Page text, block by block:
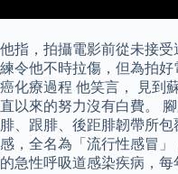
他指，拍攝電影前從未接受
練令他不時拉傷，但為拍
癌化療過程 他笑言， 見到
直以來的努力沒有白費。
腓、跟腓、後距腓韌帶所
感，全名為「流行性感冒
的急性呼吸道感染疾病，